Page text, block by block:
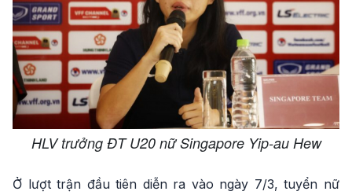
HLV trưởng ĐT U20 nữ Singapore Yip-au Hew
Ở lượt trận đầu tiên diễn ra vào ngày 7/3, tuyển nữ